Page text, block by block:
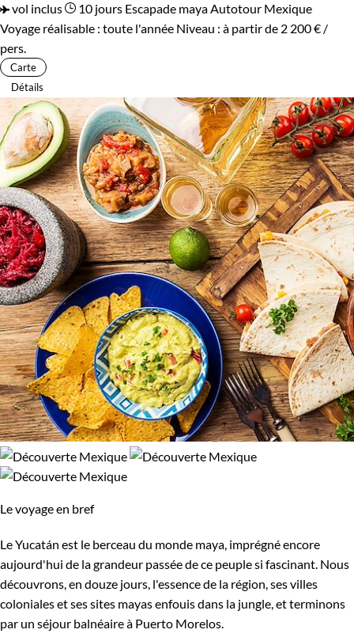
vol inclus 10 jours Escapade maya Autotour Mexique
Voyage réalisable : toute l'année Niveau : à partir de 2 200 € /
pers.
Carte
Détails
Le voyage en bref
Le Yucatán est le berceau du monde maya, imprégné encore
aujourd'hui de la grandeur passée de ce peuple si fascinant. Nous
découvrons, en douze jours, l'essence de la région, ses villes
coloniales et ses sites mayas enfouis dans la jungle, et terminons
par un séjour balnéaire à Puerto Morelos.